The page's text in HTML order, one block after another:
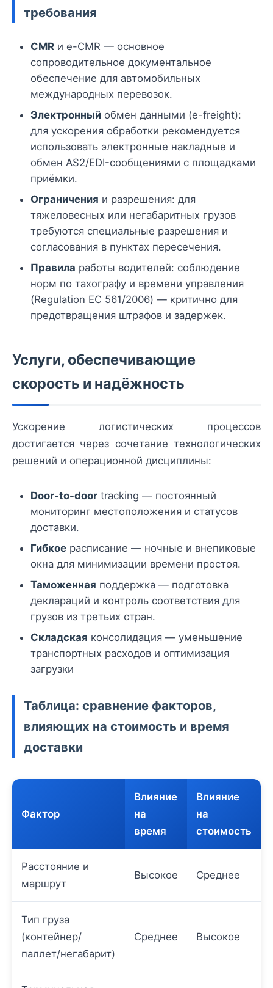
требования
CMR и e-CMR — основное
сопроводительное документальное
обеспечение для автомобильных
международных перевозок.
Электронный обмен данными (e-freight):
для ускорения обработки рекомендуется
использовать электронные накладные и
обмен AS2/EDI-сообщениями с площадками
приёмки.
Ограничения и разрешения: для
тяжеловесных или негабаритных грузов
требуются специальные разрешения и
согласования в пунктах пересечения.
Правила работы водителей: соблюдение
норм по тахографу и времени управления
(Regulation EC 561/2006) — критично для
предотвращения штрафов и задержек.
Услуги, обеспечивающие
скорость и надёжность
Ускорение логистических процессов
достигается через сочетание технологических
решений и операционной дисциплины:
Door-to-door tracking — постоянный
мониторинг местоположения и статусов
доставки.
Гибкое расписание — ночные и внепиковые
окна для минимизации времени простоя.
Таможенная поддержка — подготовка
деклараций и контроль соответствия для
грузов из третьих стран.
Складская консолидация — уменьшение
транспортных расходов и оптимизация
загрузки
Таблица: сравнение факторов,
влияющих на стоимость и время
доставки
Фактор
Влияние
на
время
Влияние
на
стоимость
Расстояние и
маршрут
Высокое Среднее
Тип груза
(контейнер/
паллет/негабарит)
Среднее Высокое